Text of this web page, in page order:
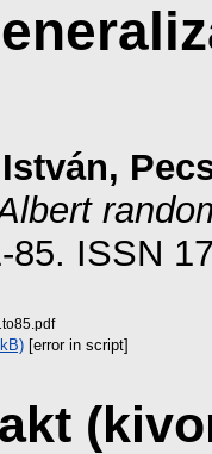
,
85. ISSN
[error in script]